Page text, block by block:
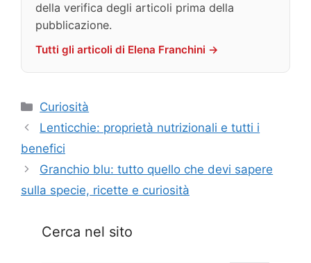
della verifica degli articoli prima della
pubblicazione.
Tutti gli articoli di Elena Franchini →
Categorie
Curiosità
Lenticchie: proprietà nutrizionali e tutti i
benefici
Granchio blu: tutto quello che devi sapere
sulla specie, ricette e curiosità
Cerca nel sito